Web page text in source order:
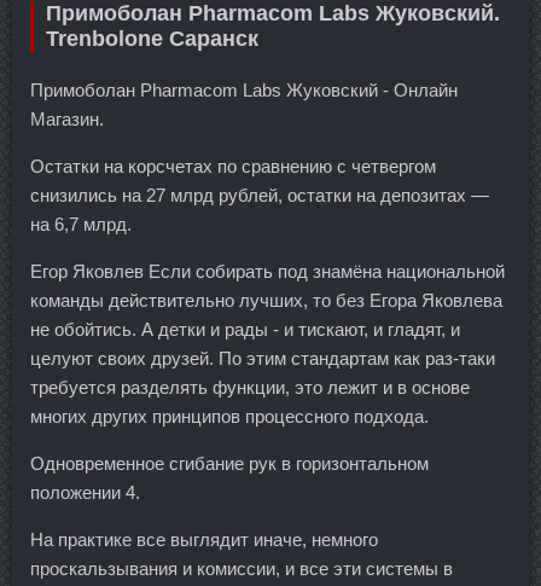
Примоболан Pharmacom Labs Жуковский.
Trenbolone Саранск
Примоболан Pharmacom Labs Жуковский - Онлайн
Магазин.
Остатки на корсчетах по сравнению с четвергом
снизились на 27 млрд рублей, остатки на депозитах —
на 6,7 млрд.
Егор Яковлев Если собирать под знамёна национальной
команды действительно лучших, то без Егора Яковлева
не обойтись. А детки и рады - и тискают, и гладят, и
целуют своих друзей. По этим стандартам как раз-таки
требуется разделять функции, это лежит и в основе
многих других принципов процессного подхода.
Одновременное сгибание рук в горизонтальном
положении 4.
На практике все выглядит иначе, немного
проскальзывания и комиссии, и все эти системы в